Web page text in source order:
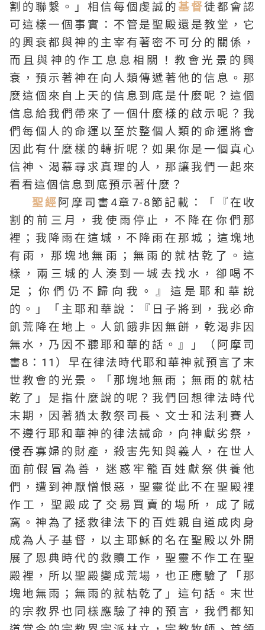
割的聯繫。」相信每個虔誠的基督徒都會認
可這樣一個事實：不管是聖殿還是教堂，它
的興衰都與神的主宰有著密不可分的關係，
而且與神的作工息息相關！教會光景的興
衰，預示著神在向人類傳遞著他的信息。那
麼這個來自上天的信息到底是什麼呢？這個
信息給我們帶來了一個什麼樣的啟示呢？我
們每個人的命運以至於整個人類的命運將會
因此有什麼樣的轉折呢？如果你是一個真心
信神、渴慕尋求真理的人，那讓我們一起來
看看這個信息到底預示著什麼？
聖經 阿摩司書4章7-8節記載：「『在收
割的前三月，我使雨停止，不降在你們那
裡；我降雨在這城，不降雨在那城；這塊地
有雨，那塊地無雨；無雨的就枯乾了。這
樣，兩三城的人湊到一城去找水，卻喝不
足；你們仍不歸向我。』這是耶和華說
的。」「主耶和華說：『日子將到，我必命
飢荒降在地上。人飢餓非因無餅，乾渴非因
無水，乃因不聽耶和華的話。』」（阿摩司
書8：11）早在律法時代耶和華神就預言了末
世教會的光景。「那塊地無雨；無雨的就枯
乾了」是指什麼說的呢？我們回想律法時代
末期，因著猶太教祭司長、文士和法利賽人
不遵行耶和華神的律法誡命，向神獻劣祭，
侵吞寡婦的財產，殺害先知與義人，在世人
面前假冒為善，迷惑牢籠百姓獻祭供養他
們，遭到神厭憎恨惡，聖靈從此不在聖殿裡
作工，聖殿成了交易買賣的場所，成了賊
窩。神為了拯救律法下的百姓親自道成肉身
成為人子基督，以主耶穌的名在聖殿以外開
展了恩典時代的救贖工作，聖靈不作工在聖
殿裡，所以聖殿變成荒場，也正應驗了「那
塊地無雨；無雨的就枯乾了」這句話。末世
的宗教界也同樣應驗了神的預言，我們都知